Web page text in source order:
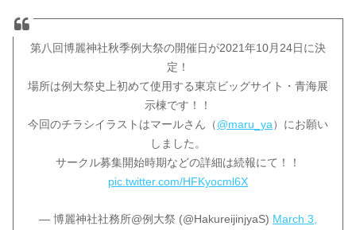
第八回博麗神社秋季例大祭の開催日が2021年10月24日に決
定！
場所は例大祭史上初めて使用する東京ビッグサイト・青海展
示棟です！！
今回のチラシイラストはマールさん（@maru_ya）にお願い
しました。
サークル募集開始時期などの詳細は続報にて！！
pic.twitter.com/HFKyocml6X
— 博麗神社社務所@例大祭 (@HakureijinjyaS) March 3,